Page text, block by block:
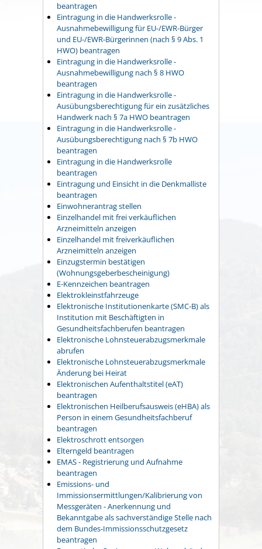
beantragen
Eintragung in die Handwerksrolle -
Ausnahmebewilligung für EU-/EWR-Bürger
und EU-/EWR-Bürgerinnen (nach § 9 Abs. 1
HWO) beantragen
Eintragung in die Handwerksrolle -
Ausnahmebewilligung nach § 8 HWO
beantragen
Eintragung in die Handwerksrolle -
Ausübungsberechtigung für ein zusätzliches
Handwerk nach § 7a HWO beantragen
Eintragung in die Handwerksrolle -
Ausübungsberechtigung nach § 7b HWO
beantragen
Eintragung in die Handwerksrolle
beantragen
Eintragung und Einsicht in die Denkmalliste
beantragen
Einwohnerantrag stellen
Einzelhandel mit frei verkäuflichen
Arzneimitteln anzeigen
Einzelhandel mit freiverkäuflichen
Arzneimitteln anzeigen
Einzugstermin bestätigen
(Wohnungsgeberbescheinigung)
E-Kennzeichen beantragen
Elektrokleinstfahrzeuge
Elektronische Institutionenkarte (SMC-B) als
Institution mit Beschäftigten in
Gesundheitsfachberufen beantragen
Elektronische Lohnsteuerabzugsmerkmale
abrufen
Elektronische Lohnsteuerabzugsmerkmale
Änderung bei Heirat
Elektronischen Aufenthaltstitel (eAT)
beantragen
Elektronischen Heilberufsausweis (eHBA) als
Person in einem Gesundheitsfachberuf
beantragen
Elektroschrott entsorgen
Elterngeld beantragen
EMAS - Registrierung und Aufnahme
beantragen
Emissions- und
Immissionsermittlungen/Kalibrierung von
Messgeräten - Anerkennung und
Bekanntgabe als sachverständige Stelle nach
dem Bundes-Immissionsschutzgesetz
beantragen